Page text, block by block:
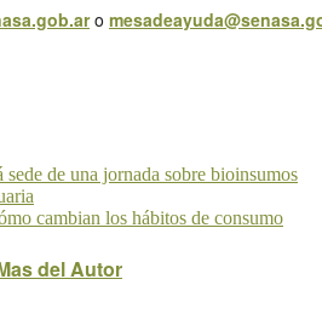
o
de una jornada sobre bioinsumos
cambian los hábitos de consumo
del Autor